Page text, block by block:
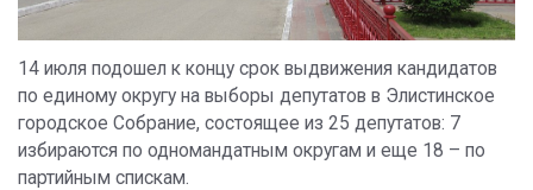
14 июля подошел к концу срок выдвижения кандидатов
по единому округу на выборы депутатов в Элистинское
городское Собрание, состоящее из 25 депутатов: 7
избираются по одномандатным округам и еще 18 – по
партийным спискам.